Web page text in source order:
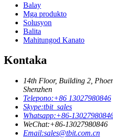
Balay
Mga produkto
Solusyon
Balita
Mahitungod Kanato
Kontaka
14th Floor, Building 2,
Shenzhen
Telepono:+86 13027980846
Skype:tbit_sales
Whatsapp:+86-
WeChat:+86-13027980846
Email:sales@tbit.com.cn